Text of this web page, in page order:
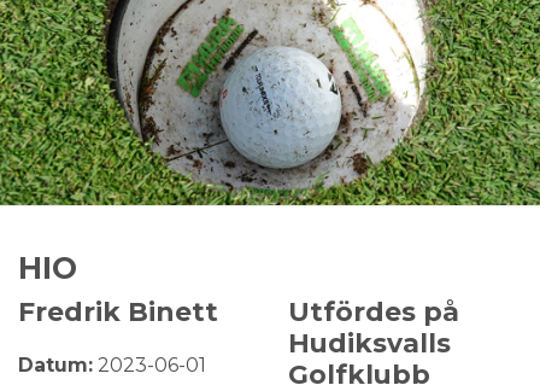
HIO
Fredrik Binett
Datum: 2023-06-01
Utfördes på
Hudiksvalls
Golfklubb